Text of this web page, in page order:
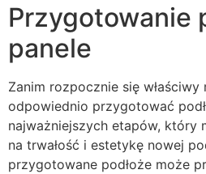
Przygotowanie
panele
Zanim rozpocznie się
odpowiednio przygotować
najważniejszych etapów, który
na trwałość i estetykę nowej
przygotowane podłoże może